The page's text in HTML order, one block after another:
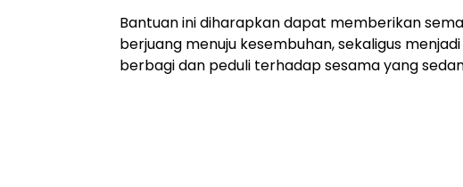
Bantuan ini diharapkan dapat memberikan
berjuang menuju kesembuhan, sekaligus
berbagi dan peduli terhadap sesama yang